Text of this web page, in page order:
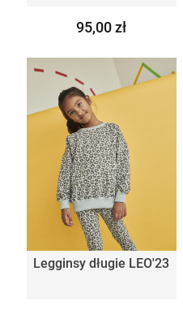
95,00 zł
Legginsy długie LEO'23